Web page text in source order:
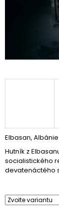
Elbasan, Albánie
Hutník z
socialistického
devatenáctého
?
D
O
P
R
U